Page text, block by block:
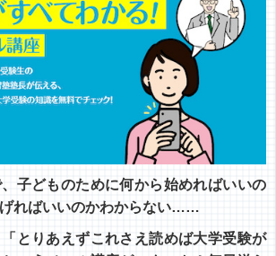
子どものために何から始めればいいの
ればいいのかわからない……
とりあえずこれさえ読めば大学受験が